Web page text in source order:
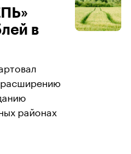
в
районах